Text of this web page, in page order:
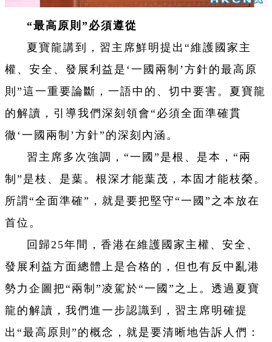
“最高原則”必須遵從
夏寶龍講到，習主席鮮明提出“維護國家主
權、安全、發展利益是‘一國兩制 ’方針的最高原
則”這一重要論斷，一語中的、切中要害。夏寶龍
的解讀，引導我們深刻領會“必須全面準確貫
徹‘一國兩制 ’方針”的深刻內涵。
習主席多次強調，“一國”是根、是本，“兩
制”是枝、是葉。根深才能葉茂，本固才能枝榮。
所謂“全面準確”，就是要把堅守“一國”之本放在
首位。
回歸25年間，香港在維護國家主權、安全、
發展利益方面總體上是合格的，但也有反中亂港
勢力企圖把“兩制”凌駕於“一國”之上。透過夏寶
龍的解讀，我們進一步認識到，習主席明確提
出“最高原則”的概念，就是要清晰地告訴人們：